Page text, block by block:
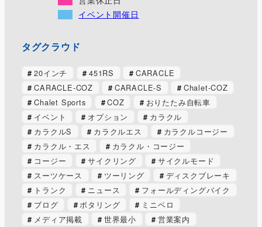
イベント開催日
タグクラウド
20インチ 451RS
CARACLE
CARACLE-COZ
CARACLE-S
Chalet-COZ
Chalet Sports
COZ
おりたたみ自転車
イベント
オプション
カラクル
カラクルS
カラクルエス
カラクルコージー
カラクル・エス
カラクル・コージー
コージー
サイクリング
サイクルモード
スーツケース
ツーリング
ディスクブレーキ
トランク
ニュース
フォールディングバイク
ブログ
ポタリング
ミニベロ
メディア掲載
世界最小
営業案内